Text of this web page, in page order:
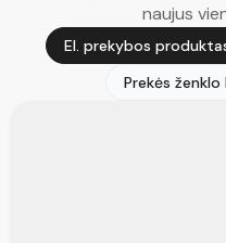
naujus
El. prekybos
Prekės